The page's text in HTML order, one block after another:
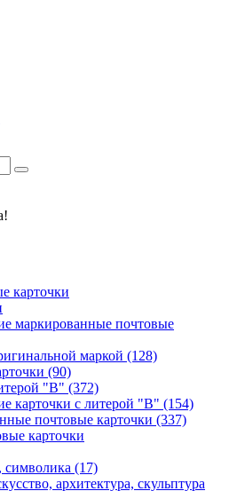
карточки
маркированные почтовые
маркой (128)
(90)
"В" (372)
карточки с литерой "В" (154)
почтовые карточки (337)
карточки
символика (17)
архитектура, скульптура